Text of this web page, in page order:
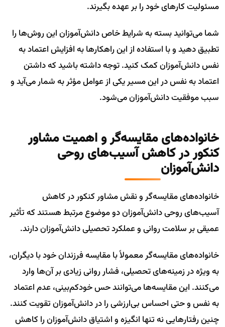
مسئولیت کارهای خود را بر عهده بگیرند.
شما می‌توانید بسته به شرایط خاص دانش‌آموزان این روش‌ها را
تطبیق دهید و با استفاده از این راهکارها به افزایش اعتماد به
نفس دانش‌آموزان کمک کنید. توجه داشته باشید که داشتن
اعتماد به نفس در این مسیر یکی از عوامل مؤثر به شمار می‌آید و
سبب موفقیت دانش‌آموزان می‌شود.
خانواده‌های مقایسه‌گر و اهمیت مشاور
کنکور در کاهش آسیب‌های روحی
دانش‌آموزان
خانواده‌های مقایسه‌گر و نقش مشاور کنکور در کاهش
آسیب‌های روحی دانش‌آموزان دو موضوع مرتبط هستند که تأثیر
عمیقی بر سلامت روانی و عملکرد تحصیلی دانش‌آموزان دارند.
خانواده‌های مقایسه‌گر معمولاً با مقایسه فرزندان خود با دیگران،
به ویژه در زمینه‌های تحصیلی، فشار روانی زیادی بر آن‌ها وارد
می‌کنند. این مقایسه‌ها می‌توانند حس خودکم‌بینی، عدم اعتماد
به نفس و حتی احساس بی‌ارزشی را در دانش‌آموزان تقویت کنند.
چنین رفتارهایی نه تنها انگیزه و اشتیاق دانش‌آموزان را کاهش